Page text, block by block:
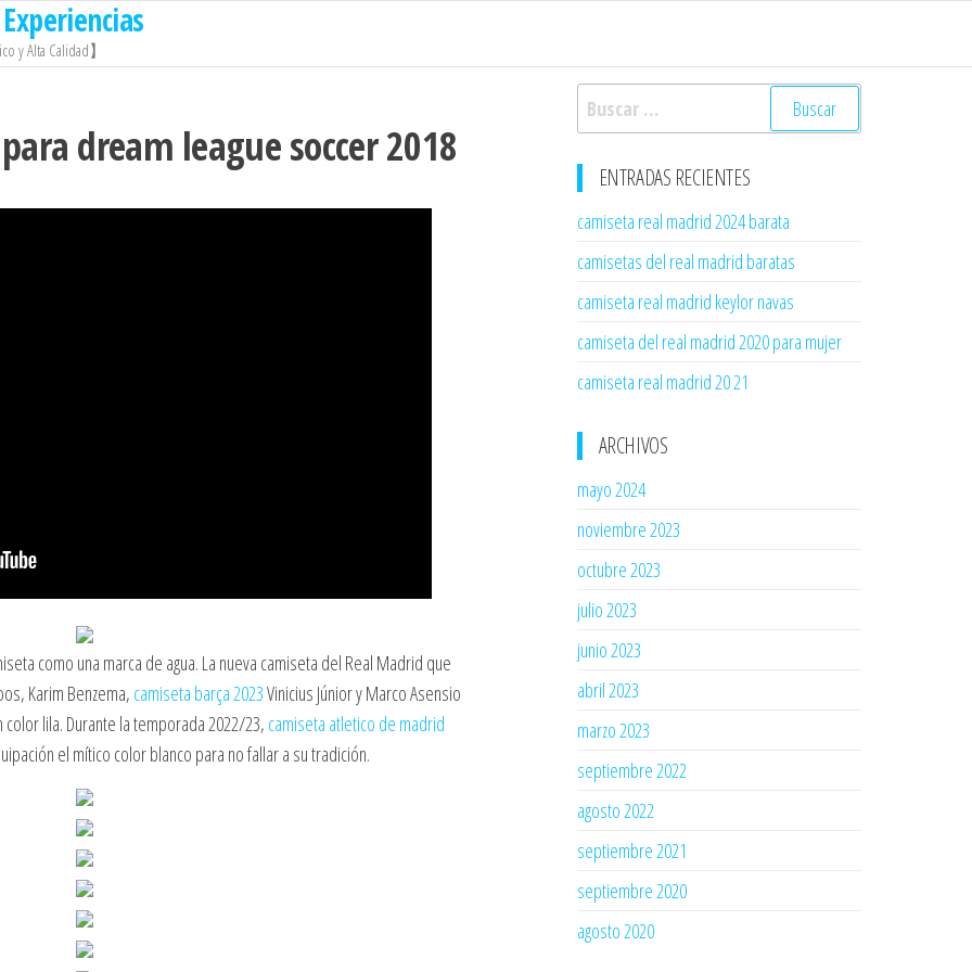
y Alta Calidad】
dream league soccer 2018
como una marca de agua. La nueva camiseta del Real Madrid que
Karim Benzema, camiseta barça 2023Vinicius Júnior y Marco Asensio
lila. Durante la temporada 2022/23, camiseta atletico de madrid
el mítico color blanco para no fallar a su tradición.
Buscar:
ENTRADAS RECIENTES
camiseta real madrid 2024 barata
camisetas del real madrid baratas
camiseta real madrid keylor navas
camiseta del real madrid 2020 para mujer
camiseta real madrid 20 21
ARCHIVOS
mayo 2024
noviembre 2023
octubre 2023
julio 2023
junio 2023
abril 2023
marzo 2023
septiembre 2022
agosto 2022
septiembre 2021
septiembre 2020
agosto 2020